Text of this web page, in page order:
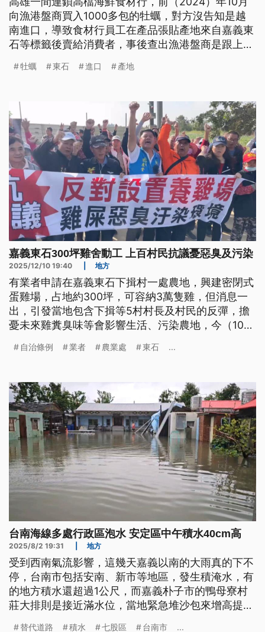
向漁港盤商買入1000多包的牡蠣，對方沒告知是越
南進口，導致食材行員工在產品張貼產地來自嘉義東
石等標籤後賣給消費者，事後查出漁港盤商是跟上游
等罪判處有期徒刑4個月，可易科罰金。
牡蠣 東石 進口 產地
嘉義東石300坪雞舍動工 上百村民抗議憂惡臭及污染
2025/12/10 19:40 地方
有業者申請在嘉義東石下揖村一處農地，興建密閉式
蛋雞場，占地約300坪，可容納3萬隻雞，但消息一
出，引發當地包含下揖等5村村長及村民的反彈，擔
憂未來雞糞臭味等會影響生活、污染農地，今（10）
此農業處表示，會要求業者積極與居民溝通、取得認
自治條例 業者 農業處 東石 ...
台南海線多處行政區泡水 安定區中午積水40cm高
2025/8/2 19:31 地方
受到西南氣流影響，這幾天嘉義以南的大雨真的下不
停，台南市包括安南、新市等地區，發生積淹水，有
的地方積水還超過1公尺，而嘉義朴子市的鴨母寮村
莊大排則是接近滿水位，當地緊急堆沙包來增高提
替代道路 積水 七股區 台南市 ...